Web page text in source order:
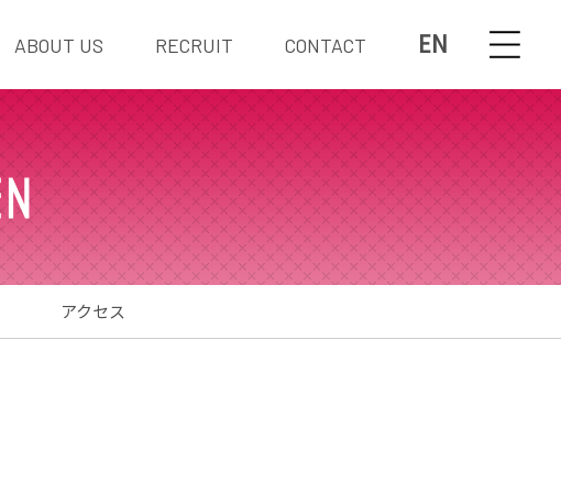
EN
ABOUT US RECRUIT CONTACT
アクセス